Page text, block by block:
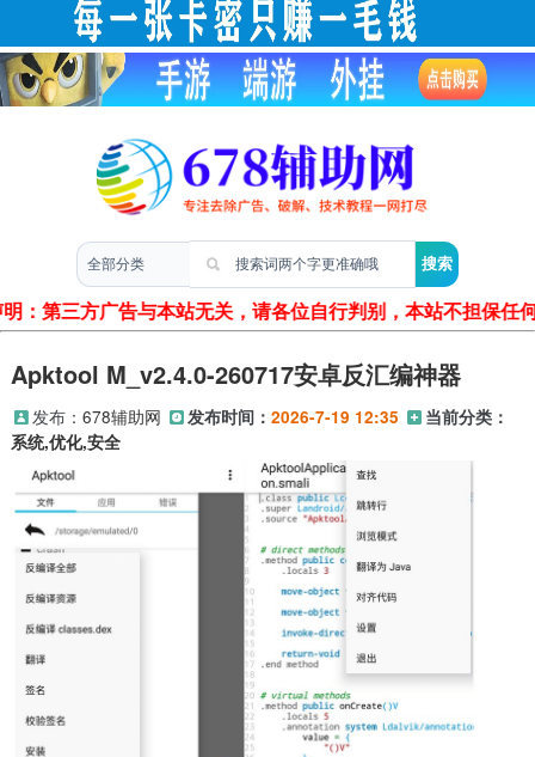
明：第三方广告与本站无关，请各位自行判别，本站不担保
Apktool M_v2.4.0-260717安卓反汇编神器
发布： 678辅助网 发布时间： 2026-7-19 12:35
当前分类：
系统,优化,安全